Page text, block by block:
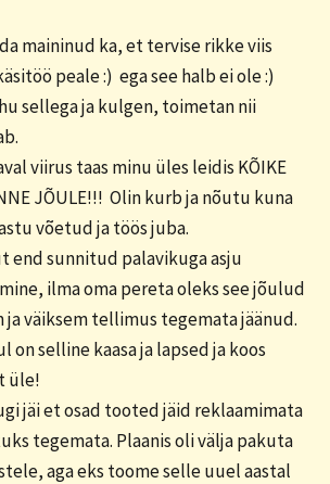
maininud ka, et tervise rikke viis
peale :) ega see halb ei ole :)
sellega ja kulgen, toimetan nii
viirus taas minu üles leidis KÕIKE
JÕULE!!! Olin kurb ja nõutu kuna
võetud ja töös juba.
end sunnitud palavikuga asju
ilma oma pereta oleks see jõulud
ja väiksem tellimus tegemata jäänud.
on selline kaasa ja lapsed ja koos
üle!
jäi et osad tooted jäid reklaamimata
tegemata. Plaanis oli välja pakuta
aga eks toome selle uuel aastal